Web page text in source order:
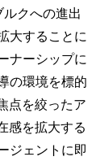
クへの進出
大することに
ナーシップに
の環境を標的
点を絞ったア
感を拡大する
ジェントに即